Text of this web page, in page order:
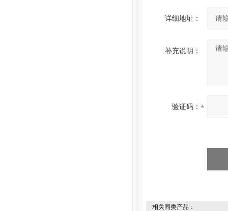
详细地址：
补充说明：
验证码：
相关同类产品：